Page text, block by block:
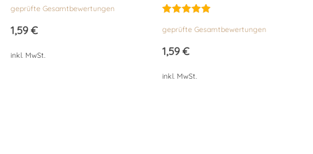
mit
von 5
geprüfte Gesamtbewertungen
1,59€
inkl. MwSt.
mit
von 5
geprüfte Gesamtbewertungen
1,59€
inkl. MwSt.